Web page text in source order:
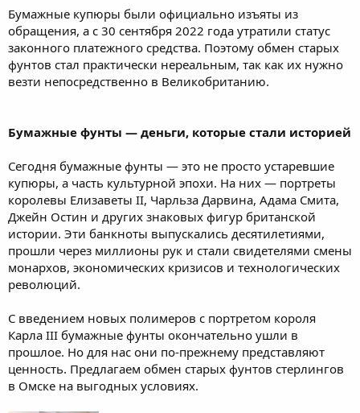
Бумажные купюры были официально изъяты из
обращения, а с 30 сентября 2022 года утратили статус
законного платежного средства. Поэтому обмен старых
фунтов стал практически нереальным, так как их нужно
везти непосредственно в Великобританию.
Бумажные фунты — деньги, которые стали историей
Сегодня бумажные фунты — это не просто устаревшие
купюры, а часть культурной эпохи. На них — портреты
королевы Елизаветы II, Чарльза Дарвина, Адама Смита,
Джейн Остин и других знаковых фигур британской
истории. Эти банкноты выпускались десятилетиями,
прошли через миллионы рук и стали свидетелями смены
монархов, экономических кризисов и технологических
революций.
С введением новых полимеров с портретом короля
Карла III бумажные фунты окончательно ушли в
прошлое. Но для нас они по-прежнему представляют
ценность. Предлагаем обмен старых фунтов стерлингов
в Омске на выгодных условиях.